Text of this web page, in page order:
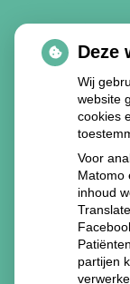
Deze
Wij
website
cookies
Voor
Matomo
inhoud
partijen